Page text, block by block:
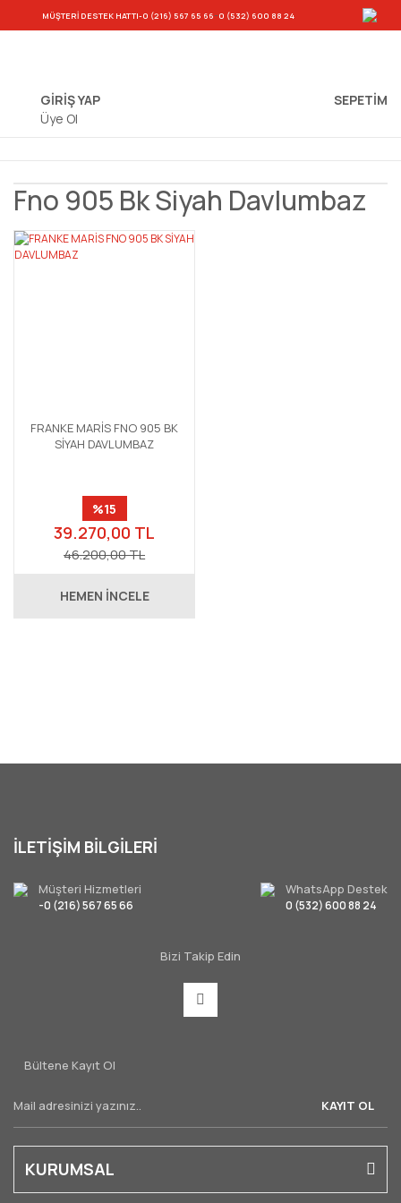
MÜŞTERİ DESTEK HATTI-0 (216) 567 65 66-0 (532) 600 88 24
GİRİŞ YAP
Üye Ol
SEPETIM
Fno 905 Bk Siyah Davlumbaz
FRANKE MARİS FNO 905 BK
SİYAH DAVLUMBAZ
%15
39.270,00 TL
46.200,00 TL
HEMEN İNCELE
İLETİŞİM BİLGİLERİ
Müşteri Hizmetleri
-0 (216) 567 65 66
WhatsApp Destek
0 (532) 600 88 24
Bizi Takip Edin
Bültene Kayıt Ol
KAYIT OL
KURUMSAL